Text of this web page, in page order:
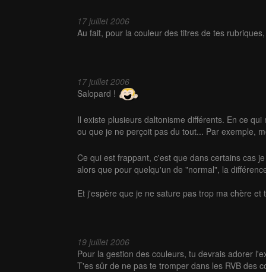
17 juillet 2006
Au fait, pour la couleur des titres de tes
17 juillet 2006
Salopard !
Il existe plusieurs daltonisme différents. En ce
ou que je ne perçoit pas du tout... Par exemple,
Ce qui est frappant, c'est que dans certains cas
alors que pour quelqu'un de "normal", la
Et j'espère que je ne sature pas trop ma chère
19 juillet 2006
Pour la gestion des couleurs, tu devrais adorer
T'es sûr de ne pas te tromper dans les RVB des